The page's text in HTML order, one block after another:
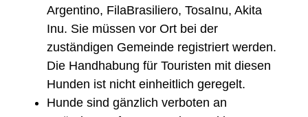
Argentino, FilaBrasiliero, TosaInu, Akita
Inu. Sie müssen vor Ort bei der
zuständigen Gemeinde registriert werden.
Die Handhabung für Touristen mit diesen
Hunden ist nicht einheitlich geregelt.
Hunde sind gänzlich verboten an